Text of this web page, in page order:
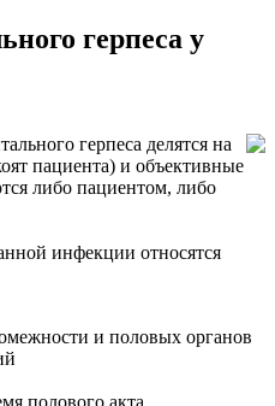
герпеса у
герпеса делятся на
пациента) и объективные
либо пациентом, либо
инфекции относятся
и половых органов
полового акта